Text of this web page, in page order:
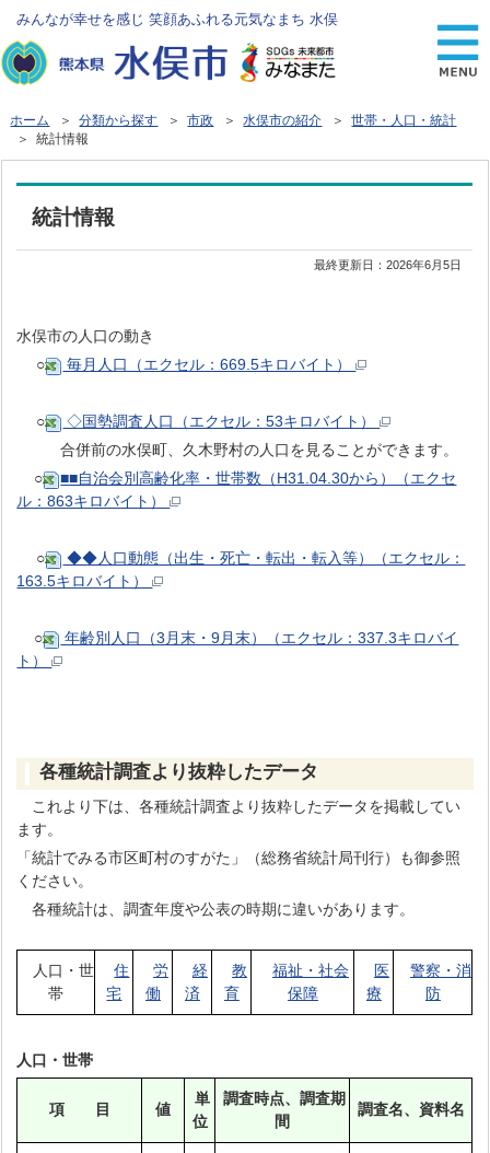
みんなが幸せを感じ 笑顔あふれる元気なまち 水俣
ホーム ＞分類から探す ＞市政 ＞水俣市の紹介 ＞世帯・人口・統計
＞ 統計情報
統計情報
最終更新日：2026年6月5日
水俣市の人口の動き
○
毎月人口（エクセル：669.5キロバイト）
○
◇国勢調査人口（エクセル：53キロバイト）
合併前の水俣町、久木野村の人口を見ることができます。
○
■■自治会別高齢化率・世帯数（H31.04.30から）（エクセ
ル：863キロバイト）
○
◆◆人口動態（出生・死亡・転出・転入等）（エクセル：
163.5キロバイト）
○
年齢別人口（3月末・9月末）（エクセル：337.3キロバイ
ト）
各種統計調査より抜粋したデータ
これより下は、各種統計調査より抜粋したデータを掲載してい
ます。
「統計でみる市区町村のすがた」（総務省統計局刊行）も御参照
ください。
各種統計は、調査年度や公表の時期に違いがあります。
人口・世
帯
住
宅
労
働
経
済
教
育
福祉・社会
保障
医
療
警察・消
防
人口・世帯
項 目 値
単
位
調査時点、調査期
間
調査名、資料名